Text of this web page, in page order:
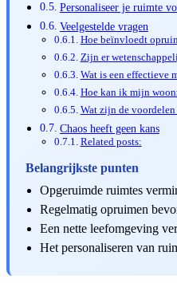
Personaliseer je ruimte
Veelgestelde vragen
Hoe beïnvloedt
Zijn er
Wat is een effectieve
Hoe kan ik mijn
Wat zijn de
Chaos heeft geen kans
Related posts:
Belangrijkste punten
Opgeruimde ruimtes
Regelmatig opruimen
Een nette leefomgeving
Het personaliseren van